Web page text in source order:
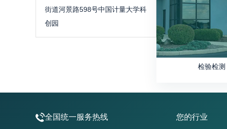
街道河景路598号中国计量大学科
创园
检验检测
全国统一服务热线 您的行业